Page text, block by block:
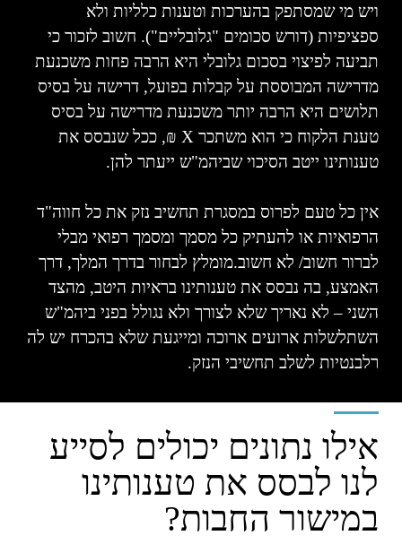
ויש מי שמסתפק בהערכות וטענות כלליות ולא
ספציפיות (דורש סכומים "גלובליים"). חשוב לזכור כי
תביעה לפיצוי בסכום גלובלי היא הרבה פחות משכנעת
מדרישה המבוססת על קבלות בפועל, דרישה על בסיס
תלושים היא הרבה יותר משכנעת מדרישה על בסיס
טענת הלקוח כי הוא משתכר X ₪, ככל שנבסס את
טענותינו ייטב הסיכוי שביהמ"ש ייעתר להן.
אין כל טעם לפרוס במסגרת תחשיב נזק את כל חווה"ד
הרפואיות או להעתיק כל מסמך ומסמך רפואי מבלי
לברור חשוב/ לא חשוב.מומלץ לבחור בדרך המלך, דרך
האמצע, בה נבסס את טענותינו בראיות היטב, מהצד
השני – לא נאריך שלא לצורך ולא נגולל בפני ביהמ"ש
השתלשלות ארועים ארוכה ומייגעת שלא בהכרח יש לה
רלבנטיות לשלב תחשיבי הנזק.
אילו נתונים יכולים לסייע
לנו לבסס את טענותינו
במישור החבות?